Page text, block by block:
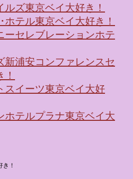
ルズ東京ベイ大好き！
ホテル東京ベイ大好き！
ーセレブレーションホテ
新浦安コンファレンスセ
スイーツ東京ベイ大好
ホテルプラナ東京ベイ大
！